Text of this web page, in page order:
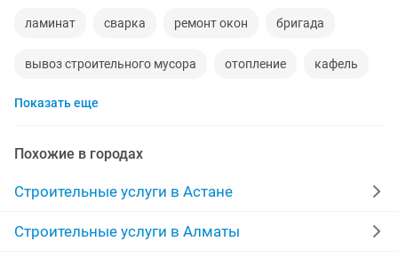
ламинат сварка ремонт окон бригада
вывоз строительного мусора отопление кафель
отделочные работы
бассейн реставрация ванн
наливной пол опалубка строительные бригады
Показать еще
Похожие в городах
Строительные услуги в Астане
Строительные услуги в Алматы